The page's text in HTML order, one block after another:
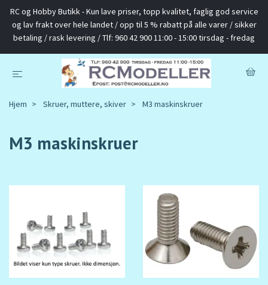
RC og Hobby Butikk - Kun lave priser, topp kvalitet, faglig god service
og lav frakt over hele landet / opp til 5 % rabatt på alle varer / sikker
betaling / rask levering / Tlf: 960 42 900 11:00 - 15:00 tirsdag - fredag
Hjem Skruer, muttere, skiver M3 maskinskruer
M3 maskinskruer